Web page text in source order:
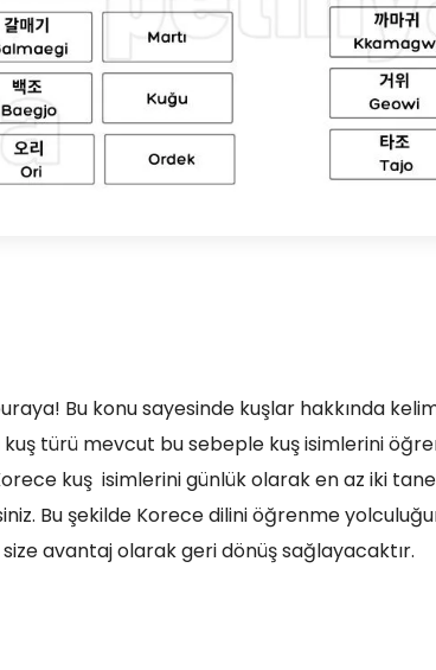
Bu konu sayesinde kuşlar hakkında
kuş türü mevcut bu sebeple kuş isimlerini
kuş isimlerini günlük olarak en az iki
Bu şekilde Korece dilini öğrenme
avantaj olarak geri dönüş sağlayacaktır.